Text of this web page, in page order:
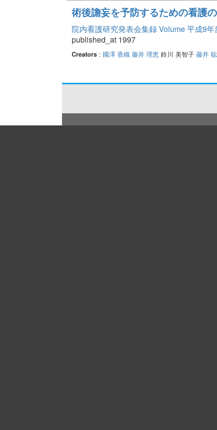
術後譫妄を予防するための看護
院内看護研究発表会集録 Volume 平成9年
published_at 1997
Creators: 國澤 香織 藤井 理恵鈴川 美智子 藤井